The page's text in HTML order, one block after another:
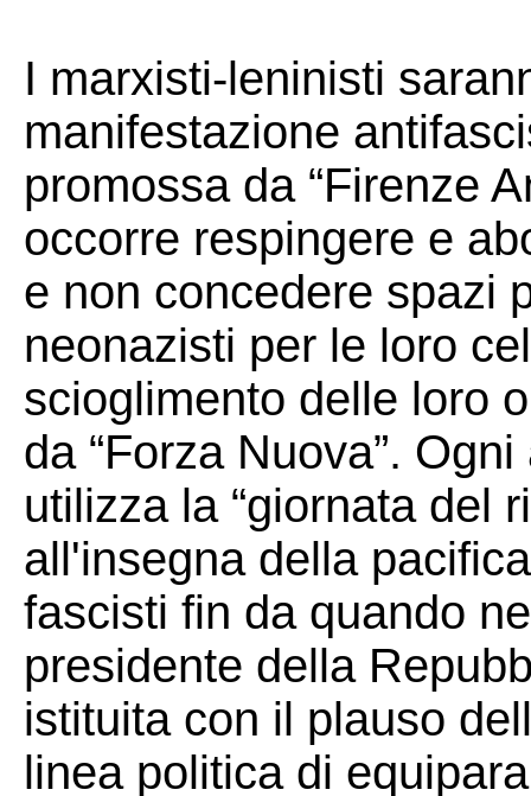
I marxisti-leninisti
manifestazione
promossa da “Firenze
occorre respingere e
e non concedere spazi
neonazisti per le loro
scioglimento delle loro
da “Forza Nuova”.
utilizza la “giornata del
all'insegna della
fascisti fin da quando
presidente della
istituita con il plauso
linea politica di